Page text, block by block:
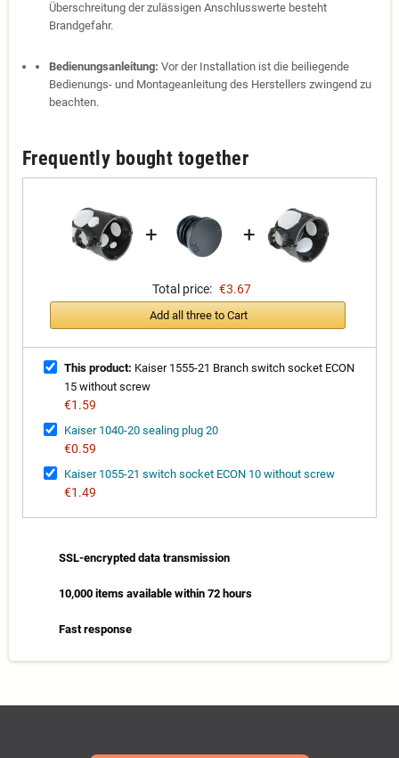
Überschreitung der zulässigen Anschlusswerte besteht
Brandgefahr.
Bedienungsanleitung: Vor der Installation ist die beiliegende
Bedienungs- und Montageanleitung des Herstellers zwingend zu
beachten.
Frequently bought together
+ +
Total price: €3.67
Add all three to Cart
This product: Kaiser 1555-21 Branch switch socket ECON
15 without screw
€1.59
Kaiser 1040-20 sealing plug 20
€0.59
Kaiser 1055-21 switch socket ECON 10 without screw
€1.49
SSL-encrypted data transmission
10,000 items available within 72 hours
Fast response